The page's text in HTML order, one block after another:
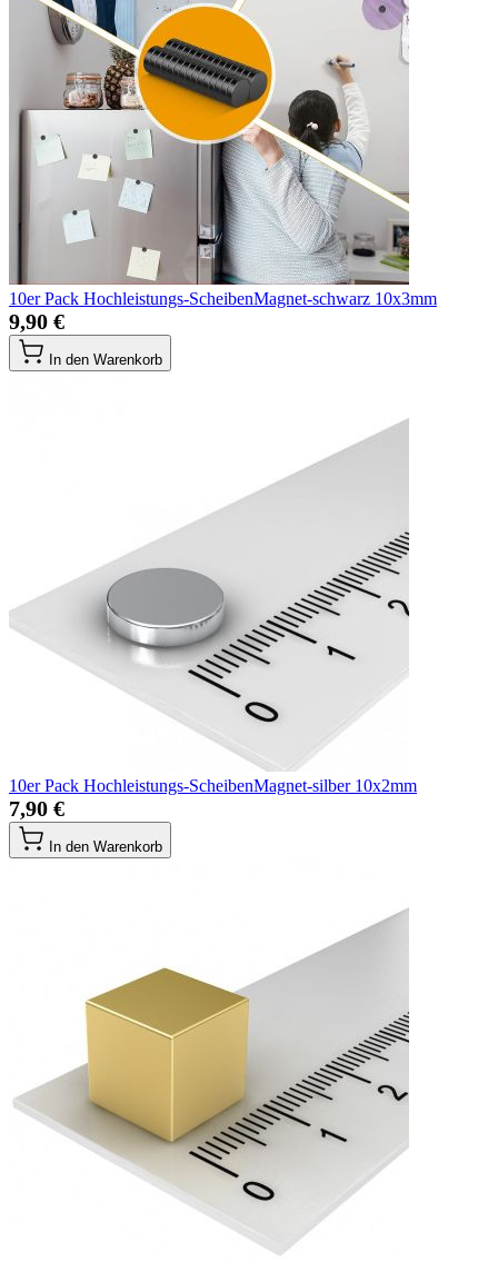
10er Pack Hochleistungs-ScheibenMagnet-schwarz 10x3mm
9,90 €
In den Warenkorb
10er Pack Hochleistungs-ScheibenMagnet-silber 10x2mm
7,90 €
In den Warenkorb